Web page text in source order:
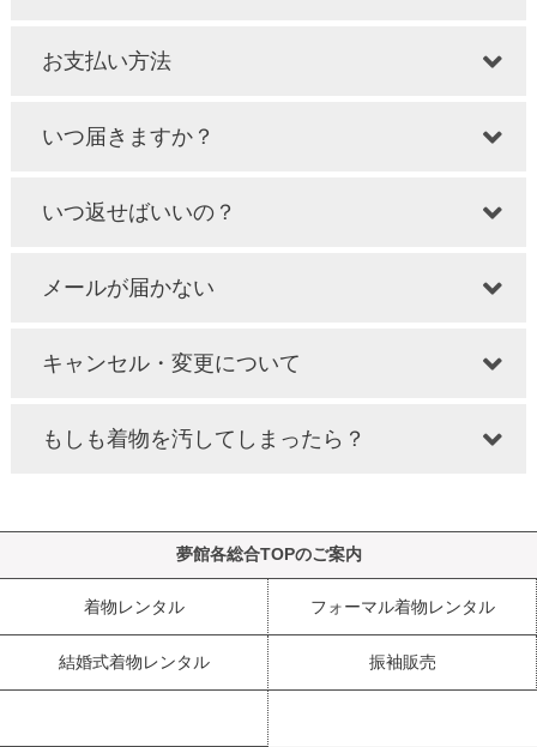
お支払い方法
いつ届きますか？
いつ返せばいいの？
メールが届かない
キャンセル・変更について
もしも着物を汚してしまったら？
夢館各総合TOPのご案内
着物レンタル フォーマル着物レンタル
結婚式着物レンタル 振袖販売